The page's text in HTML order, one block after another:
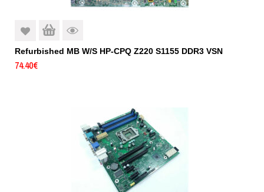
Refurbished MB W/S HP-CPQ Z220 S1155 DDR3 VSN
74.40€